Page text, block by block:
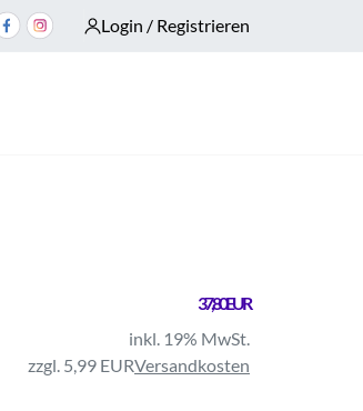
Login / Registrieren
37,80 EUR
inkl. 19% MwSt.
zzgl. 5,99 EURVersandkosten